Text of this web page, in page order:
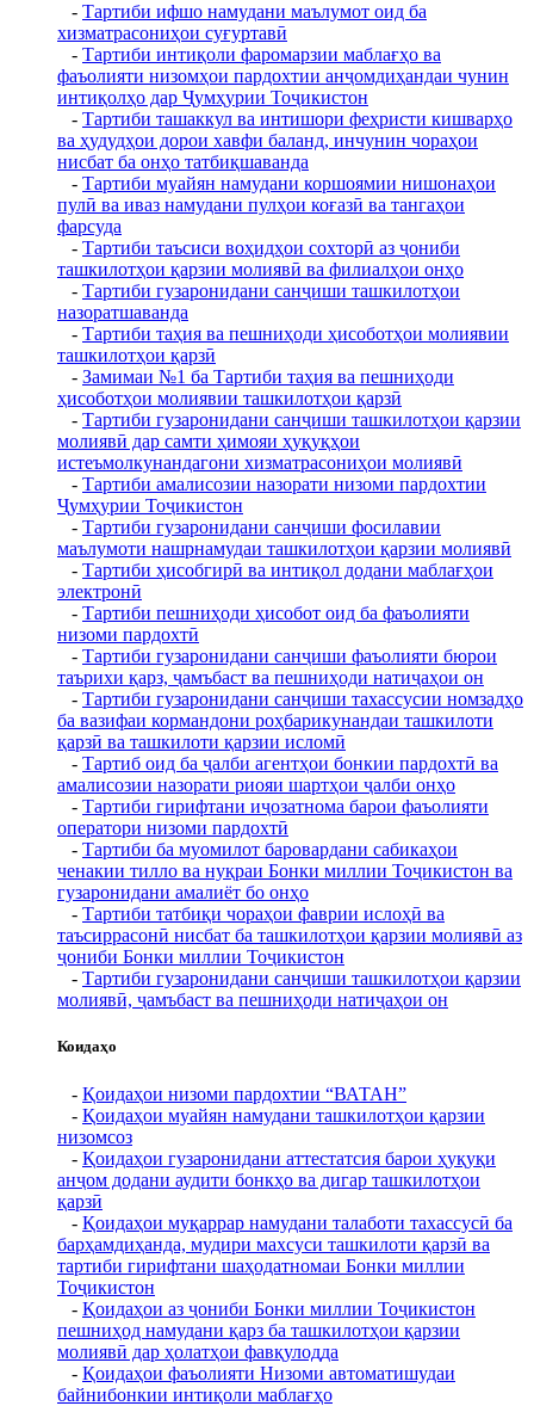
- Тартиби ифшо намудани маълумот оид ба
хизматрасониҳои суғуртавӣ
- Тартиби интиқоли фаромарзии маблағҳо ва
фаъолияти низомҳои пардохтии анҷомдиҳандаи чунин
интиқолҳо дар Ҷумҳурии Тоҷикистон
- Тартиби ташаккул ва интишори феҳристи кишварҳо
ва ҳудудҳои дорои хавфи баланд, инчунин чораҳои
нисбат ба онҳо татбиқшаванда
- Тартиби муайян намудани коршоямии нишонаҳои
пулӣ ва иваз намудани пулҳои коғазӣ ва тангаҳои
фарсуда
- Тартиби таъсиси воҳидҳои сохторӣ аз ҷониби
ташкилотҳои қарзии молиявӣ ва филиалҳои онҳо
- Тартиби гузаронидани санҷиши ташкилотҳои
назоратшаванда
- Тартиби таҳия ва пешниҳоди ҳисоботҳои молиявии
ташкилотҳои қарзӣ
- Замимаи №1 ба Тартиби таҳия ва пешниҳоди
ҳисоботҳои молиявии ташкилотҳои қарзӣ
- Тартиби гузаронидани санҷиши ташкилотҳои қарзии
молиявӣ дар самти ҳимояи ҳуқуқҳои
истеъмолкунандагони хизматрасониҳои молиявӣ
- Тартиби амалисозии назорати низоми пардохтии
Ҷумҳурии Тоҷикистон
- Тартиби гузаронидани санҷиши фосилавии
маълумоти нашрнамудаи ташкилотҳои қарзии молиявӣ
- Тартиби ҳисобгирӣ ва интиқол додани маблағҳои
электронӣ
- Тартиби пешниҳоди ҳисобот оид ба фаъолияти
низоми пардохтӣ
- Тартиби гузаронидани санҷиши фаъолияти бюрои
таърихи қарз, ҷамъбаст ва пешниҳоди натиҷаҳои он
- Тартиби гузаронидани санҷиши тахассусии номзадҳо
ба вазифаи кормандони роҳбарикунандаи ташкилоти
қарзӣ ва ташкилоти қарзии исломӣ
- Тартиб оид ба ҷалби агентҳои бонкии пардохтӣ ва
амалисозии назорати риояи шартҳои ҷалби онҳо
- Тартиби гирифтани иҷозатнома барои фаъолияти
оператори низоми пардохтӣ
- Тартиби ба муомилот баровардани сабикаҳои
ченакии тилло ва нуқраи Бонки миллии Тоҷикистон ва
гузаронидани амалиёт бо онҳо
- Тартиби татбиқи чораҳои фаврии ислоҳӣ ва
таъсиррасонӣ нисбат ба ташкилотҳои қарзии молиявӣ аз
ҷониби Бонки миллии Тоҷикистон
- Тартиби гузаронидани санҷиши ташкилотҳои қарзии
молиявӣ, ҷамъбаст ва пешниҳоди натиҷаҳои он
Коидаҳо
- Қоидаҳои низоми пардохтии “ВАТАН”
- Қоидаҳои муайян намудани ташкилотҳои қарзии
низомсоз
- Қоидаҳои гузаронидани аттестатсия барои ҳуқуқи
анҷом додани аудити бонкҳо ва дигар ташкилотҳои
қарзӣ
- Қоидаҳои муқаррар намудани талаботи тахассусӣ ба
барҳамдиҳанда, мудири махсуси ташкилоти қарзӣ ва
тартиби гирифтани шаҳодатномаи Бонки миллии
Тоҷикистон
- Қоидаҳои аз ҷониби Бонки миллии Тоҷикистон
пешниҳод намудани қарз ба ташкилотҳои қарзии
молиявӣ дар ҳолатҳои фавқулодда
- Қоидаҳои фаъолияти Низоми автоматишудаи
байнибонкии интиқоли маблағҳо